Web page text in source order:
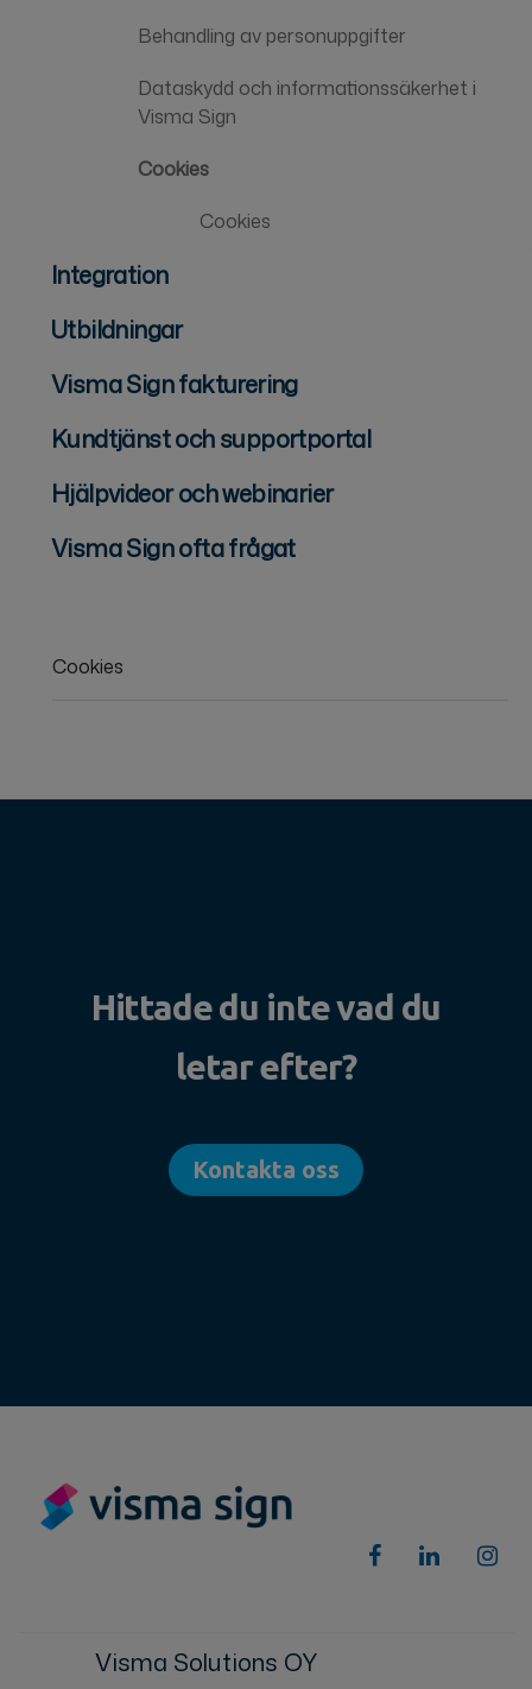
Behandling av personuppgifter
Dataskydd och informationssäkerhet i
Visma Sign
Cookies
Cookies
Integration
Utbildningar
Visma Sign fakturering
Kundtjänst och supportportal
Hjälpvideor och webinarier
Visma Sign ofta frågat
Cookies
Hittade du inte vad du
letar efter?
Kontakta oss
Visma Solutions OY